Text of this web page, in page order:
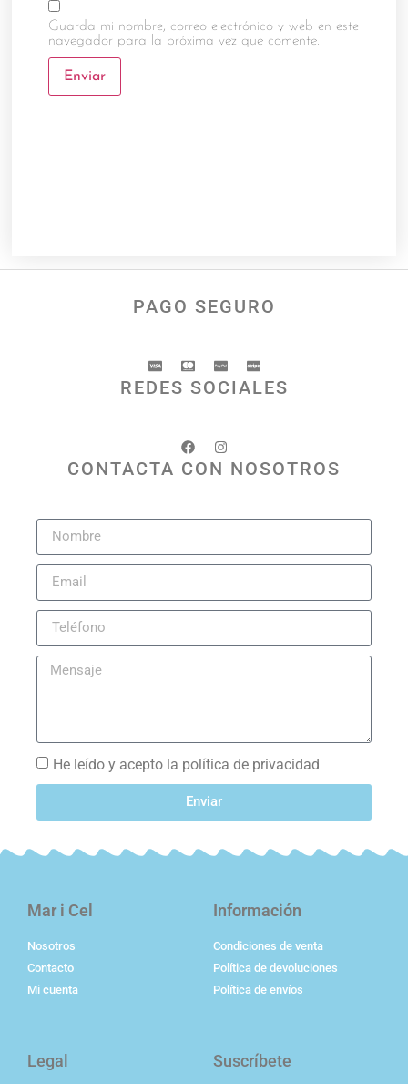
Guarda mi nombre, correo electrónico y web en este
navegador para la próxima vez que comente.
PAGO SEGURO
REDES SOCIALES
CONTACTA CON NOSOTROS
He leído y acepto la política de privacidad
Enviar
Mar i Cel
Nosotros
Contacto
Mi cuenta
Información
Condiciones de venta
Política de devoluciones
Política de envíos
Legal Suscríbete